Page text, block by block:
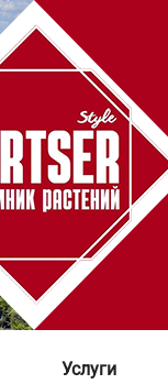
Услуги